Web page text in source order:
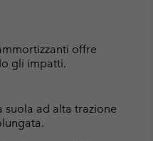
offre
gli impatti.
suola ad alta trazione